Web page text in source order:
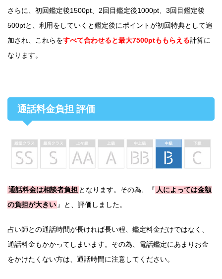
さらに、初回鑑定後1500pt、2回目鑑定後1000pt、3回目鑑定後
500ptと、利用をしていくと鑑定後にポイントが初回特典として追
加され、これらをすべて合わせると最大7500ptももらえる計算に
なります。
通話料金負担 評価
通話料金は相談者負担 となります。その為、『 人によっては金額
の負担が大きい 』と、評価しました。
占い師との通話時間が長ければ長い程、鑑定料金だけではなく、
通話料金もかかってしまいます。その為、電話鑑定にあまりお金
をかけたくない方は、通話時間に注意してください。